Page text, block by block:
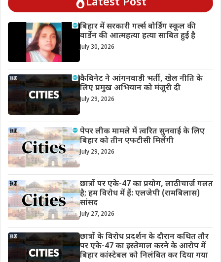
बिहार में सरकारी गर्ल्स बोर्डिंग स्कूल की
वार्डेन की आत्महत्या हत्या साबित हुई है
July 30, 2026
कैबिनेट ने आंगनवाड़ी भर्ती, खेल नीति के
लिए प्रमुख अभियान को मंजूरी दी
July 29, 2026
पेपर लीक मामले में त्वरित सुनवाई के लिए
बिहार को तीन एफटीसी मिलेंगी
July 29, 2026
छात्रों पर एके-47 का प्रयोग, लाठीचार्ज गलत
है; हम विरोध में हैं: एलजेपी (रामबिलास)
सांसद
July 27, 2026
छात्रों के विरोध प्रदर्शन के दौरान कथित तौर
पर एके-47 का इस्तेमाल करने के आरोप में
बिहार कांस्टेबल को निलंबित कर दिया गया